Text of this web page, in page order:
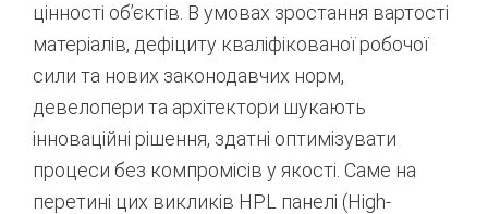
цінності об’єктів. В умовах зростання вартості
матеріалів, дефіциту кваліфікованої робочої
сили та нових законодавчих норм,
девелопери та архітектори шукають
інноваційні рішення, здатні оптимізувати
процеси без компромісів у якості. Саме на
перетині цих викликів HPL панелі (High-